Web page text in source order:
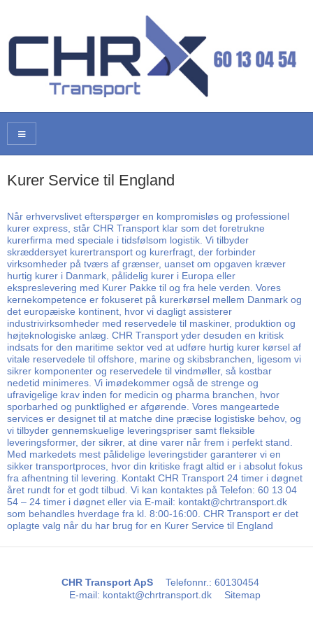
Kurer Service til England
Når erhvervslivet efterspørger en kompromisløs og professionel
kurer express, står CHR Transport klar som det foretrukne
kurerfirma med speciale i tidsfølsom logistik. Vi tilbyder
skræddersyet kurertransport og kurerfragt, der forbinder
virksomheder på tværs af grænser, uanset om opgaven kræver
hurtig kurer i Danmark, pålidelig kurer i Europa eller
ekspreslevering med Kurer Pakke til og fra hele verden. Vores
kernekompetence er fokuseret på kurerkørsel mellem Danmark og
det europæiske kontinent, hvor vi dagligt assisterer
industrivirksomheder med reservedele til maskiner, produktion og
højteknologiske anlæg. CHR Transport yder desuden en kritisk
indsats for den maritime sektor ved at udføre hurtig kurer kørsel af
vitale reservedele til offshore, marine og skibsbranchen, ligesom vi
sikrer komponenter og reservedele til vindmøller, så kostbar
nedetid minimeres. Vi imødekommer også de strenge og
ufravigelige krav inden for medicin og pharma branchen, hvor
sporbarhed og punktlighed er afgørende. Vores mangeartede
services er designet til at matche dine præcise logistiske behov, og
vi tilbyder gennemskuelige leveringspriser samt fleksible
leveringsformer, der sikrer, at dine varer når frem i perfekt stand.
Med markedets mest pålidelige leveringstider garanterer vi en
sikker transportproces, hvor din kritiske fragt altid er i absolut fokus
fra afhentning til levering. Kontakt CHR Transport 24 timer i døgnet
året rundt for et godt tilbud. Vi kan kontaktes på Telefon: 60 13 04
54 – 24 timer i døgnet eller via E-mail: kontakt@chrtransport.dk
som behandles hverdage fra kl. 8:00-16:00. CHR Transport er det
oplagte valg når du har brug for en Kurer Service til England
CHR Transport ApS Telefonnr.: 60130454
E-mail: kontakt@chrtransport.dk Sitemap